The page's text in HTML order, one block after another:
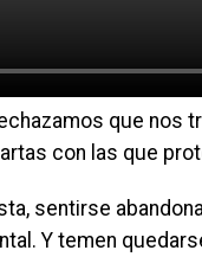
que nos
con las que
sentirse
Y temen